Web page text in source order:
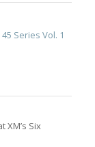
Series Vol. 1
XM’s Six